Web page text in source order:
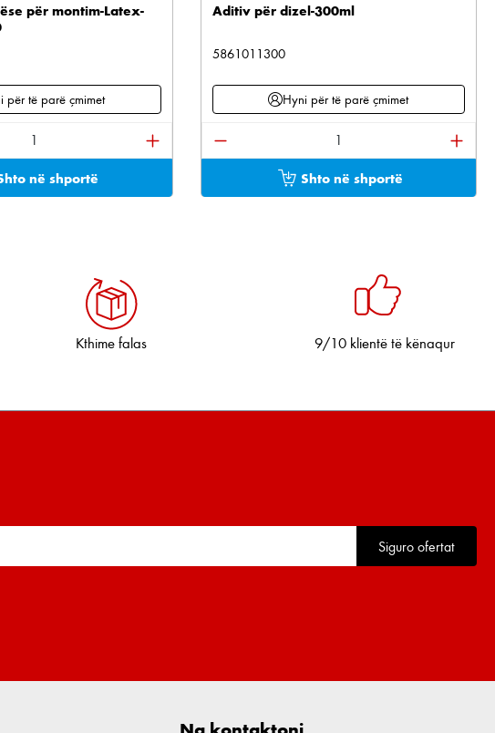
butonat për të rritur ose ulur sasinë.
për montim-Latex-
për të parë çmimet
Shkruani sasinë e dëshiruar ose përdorni butonat për
në shportë
Aditiv për dizel-300ml
5861011300
Hyni për të parë çmimet
Sasia e produktit: Shkruani
Shto në shportë
Kthime falas 9/10 klientë të kënaqur
Siguro ofertat